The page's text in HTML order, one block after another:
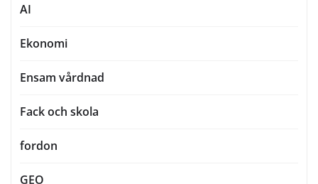
AI
Ekonomi
Ensam vårdnad
Fack och skola
fordon
GEO